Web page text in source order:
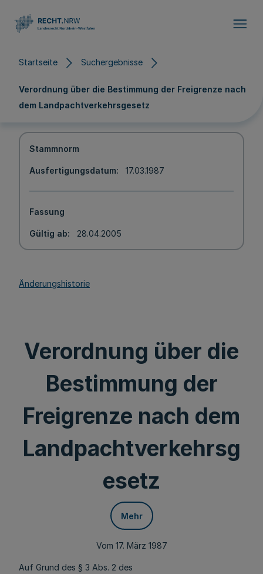
Startseite Suchergebnisse
Verordnung über die Bestimmung der Freigrenze nach
dem Landpachtverkehrsgesetz
Stammnorm
Ausfertigungsdatum 17.03.1987
Fassung
Gültig ab 28.04.2005
Änderungshistorie
Verordnung über die
Bestimmung der
Freigrenze nach dem
Landpachtverkehrsg
esetz
Mehr
Vom 17. März 1987
Auf Grund des § 3 Abs. 2 des